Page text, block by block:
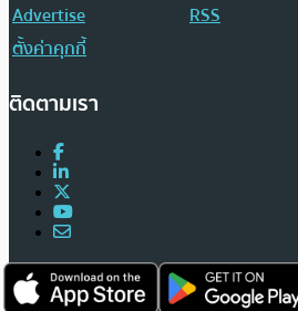
Advertise
RSS
ตั้งค่าคุกกี้
ติดตามเรา